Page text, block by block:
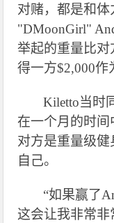
对赌，都是和体
"DMoonGirl"
举起的重量比
得一方$2,000作
Kiletto当时
在一个月的时间
对方是重量级
自己。
“如果赢了
这会让我非常非